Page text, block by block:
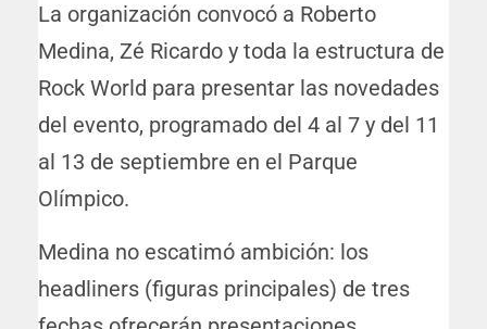
La organización convocó a Roberto
Medina, Zé Ricardo y toda la estructura de
Rock World para presentar las novedades
del evento, programado del 4 al 7 y del 11
al 13 de septiembre en el Parque
Olímpico.
Medina no escatimó ambición: los
headliners (figuras principales) de tres